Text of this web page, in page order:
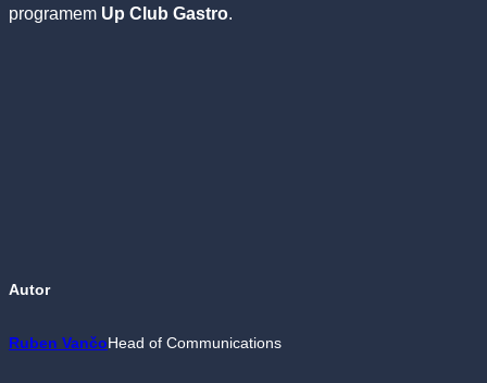
programem Up Club Gastro.
Autor
Ruben VančoHead of Communications